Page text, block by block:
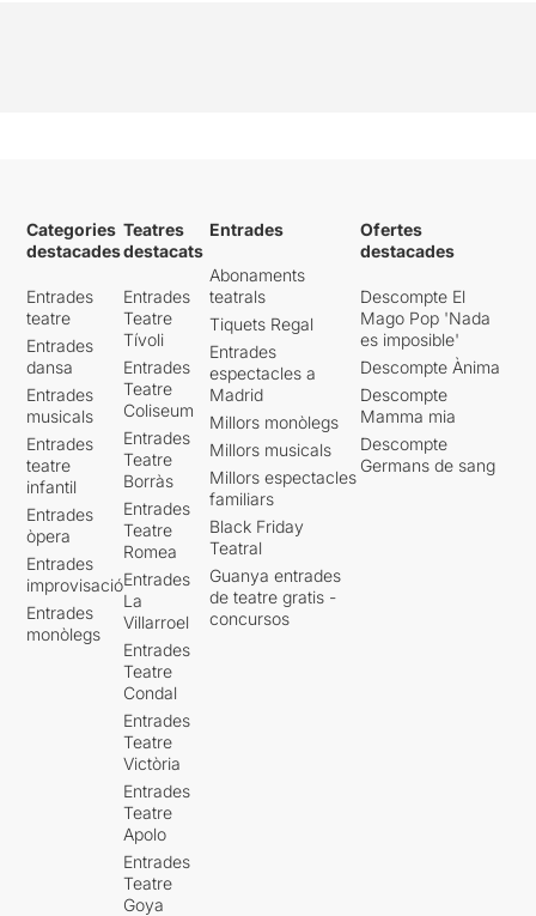
Categories
destacades
Entrades
teatre
Entrades
dansa
Entrades
musicals
Entrades
teatre
infantil
Entrades
òpera
Entrades
improvisació
Entrades
monòlegs
Teatres
destacats
Entrades
Teatre
Tívoli
Entrades
Teatre
Coliseum
Entrades
Teatre
Borràs
Entrades
Teatre
Romea
Entrades
La
Villarroel
Entrades
Teatre
Condal
Entrades
Teatre
Victòria
Entrades
Teatre
Apolo
Entrades
Teatre
Goya
Entrades
Abonaments
teatrals
Tiquets Regal
Entrades
espectacles a
Madrid
Millors monòlegs
Millors musicals
Millors espectacles
familiars
Black Friday
Teatral
Guanya entrades
de teatre gratis -
concursos
Ofertes
destacades
Descompte El
Mago Pop 'Nada
es imposible'
Descompte Ànima
Descompte
Mamma mia
Descompte
Germans de sang